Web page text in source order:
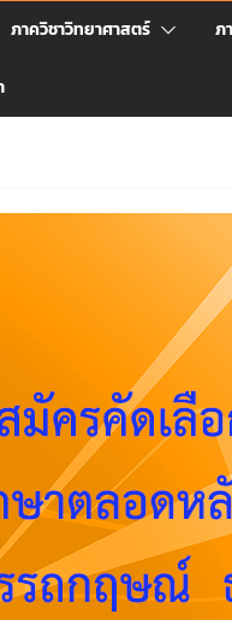
ภาควิชาวิทยาศาสตร์ ภ